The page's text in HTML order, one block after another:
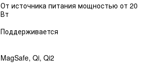
От источника питания мощностью от 20
Вт
Поддерживается
MagSafe, Qi, Qi2